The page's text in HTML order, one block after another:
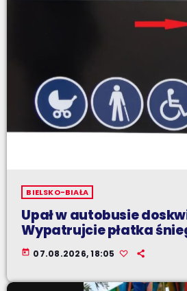
BIELSKO-BIAŁA
Upał w autobusie
Wypatrujcie płatka
today 07.08.2026, 18:05